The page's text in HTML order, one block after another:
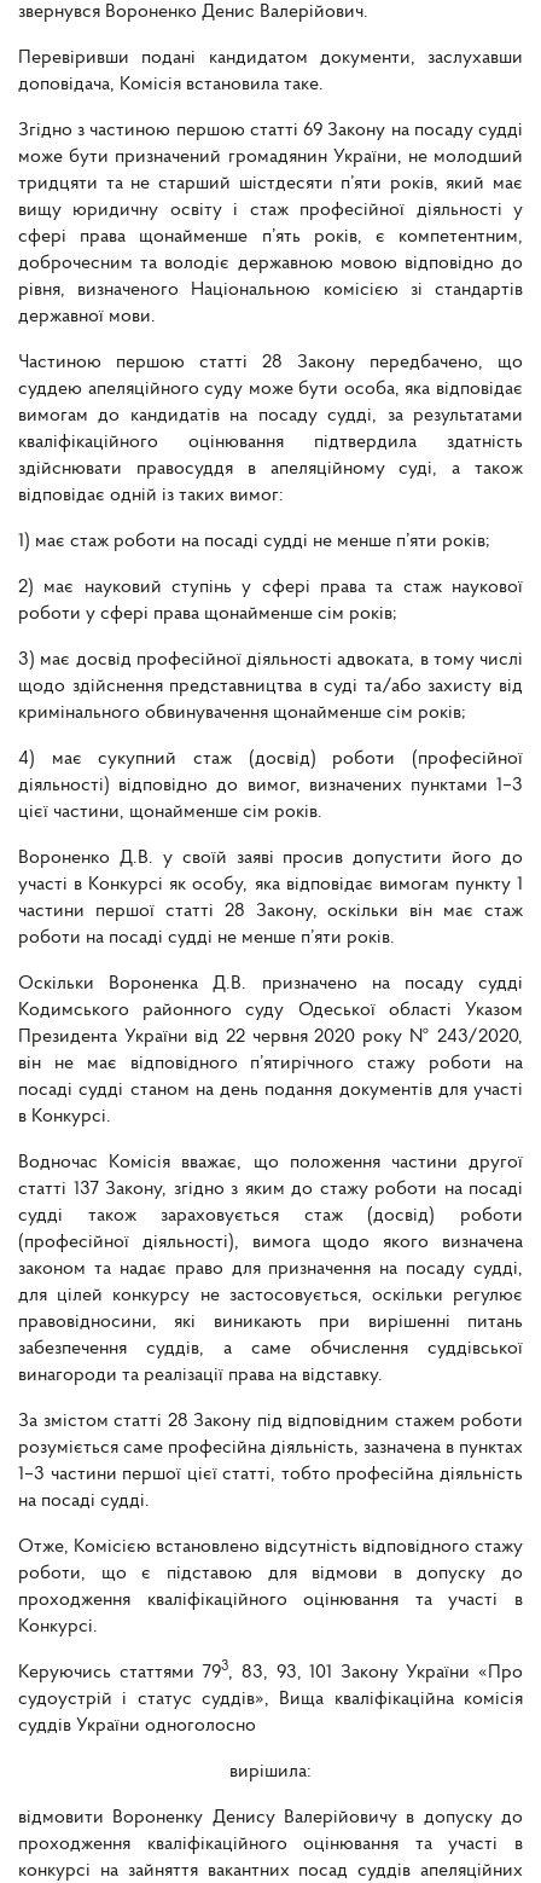
звернувся Вороненко Денис Валерійович.
Перевіривши подані кандидатом документи, заслухавши
доповідача, Комісія встановила таке.
Згідно з частиною першою статті 69 Закону на посаду судді
може бути призначений громадянин України, не молодший
тридцяти та не старший шістдесяти п’яти років, який має
вищу юридичну освіту і стаж професійної діяльності у
сфері права щонайменше п’ять років, є компетентним,
доброчесним та володіє державною мовою відповідно до
рівня, визначеного Національною комісією зі стандартів
державної мови.
Частиною першою статті 28 Закону передбачено, що
суддею апеляційного суду може бути особа, яка відповідає
вимогам до кандидатів на посаду судді, за результатами
кваліфікаційного оцінювання підтвердила здатність
здійснювати правосуддя в апеляційному суді, а також
відповідає одній із таких вимог:
1) має стаж роботи на посаді судді не менше п’яти років;
2) має науковий ступінь у сфері права та стаж наукової
роботи у сфері права щонайменше сім років;
3) має досвід професійної діяльності адвоката, в тому числі
щодо здійснення представництва в суді та/або захисту від
кримінального обвинувачення щонайменше сім років;
4) має сукупний стаж (досвід) роботи (професійної
діяльності) відповідно до вимог, визначених пунктами 1–3
цієї частини, щонайменше сім років.
Вороненко Д.В. у своїй заяві просив допустити його до
участі в Конкурсі як особу, яка відповідає вимогам пункту 1
частини першої статті 28 Закону, оскільки він має стаж
роботи на посаді судді не менше п’яти років.
Оскільки Вороненка Д.В. призначено на посаду судді
Кодимського районного суду Одеської області Указом
Президента України від 22 червня 2020 року № 243/2020,
він не має відповідного п’ятирічного стажу роботи на
посаді судді станом на день подання документів для участі
в Конкурсі.
Водночас Комісія вважає, що положення частини другої
статті 137 Закону, згідно з яким до стажу роботи на посаді
судді також зараховується стаж (досвід) роботи
(професійної діяльності), вимога щодо якого визначена
законом та надає право для призначення на посаду судді,
для цілей конкурсу не застосовується, оскільки регулює
правовідносини, які виникають при вирішенні питань
забезпечення суддів, а саме обчислення суддівської
винагороди та реалізації права на відставку.
За змістом статті 28 Закону під відповідним стажем роботи
розуміється саме професійна діяльність, зазначена в пунктах
1–3 частини першої цієї статті, тобто професійна діяльність
на посаді судді.
Отже, Комісією встановлено відсутність відповідного стажу
роботи, що є підставою для відмови в допуску до
проходження кваліфікаційного оцінювання та участі в
Конкурсі.
Керуючись статтями 793, 83, 93, 101 Закону України «Про
судоустрій і статус суддів», Вища кваліфікаційна комісія
суддів України одноголосно
вирішила:
відмовити Вороненку Денису Валерійовичу в допуску до
проходження кваліфікаційного оцінювання та участі в
конкурсі на зайняття вакантних посад суддів апеляційних